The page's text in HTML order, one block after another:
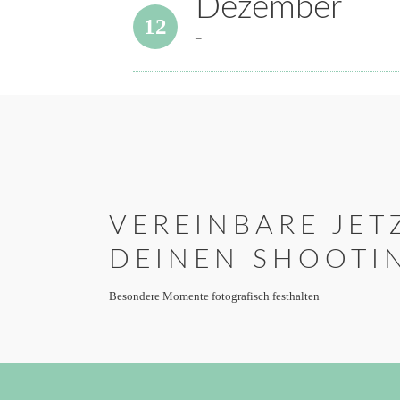
12
Dezember
–
VEREINBARE
DEINEN
Besondere Momente fotografisch festhalten